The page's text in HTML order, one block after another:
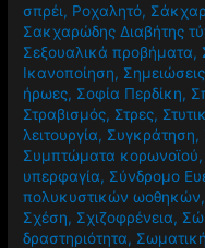
σπρέι, Ροχαλητό,
Σακχαρώδης Διαβήτης
Σεξουαλικά προβήματα,
Ικανοποίηση, Σημειώσεις
ήρωες, Σοφία Περδίκη,
Στραβισμός, Στρες,
λειτουργία, Συγκράτηση,
Συμπτώματα κορωνοϊού,
υπερφαγία, Σύνδρομο
πολυκυστικών ωοθηκών,
Σχέση, Σχιζοφρένεια,
δραστηριότητα,